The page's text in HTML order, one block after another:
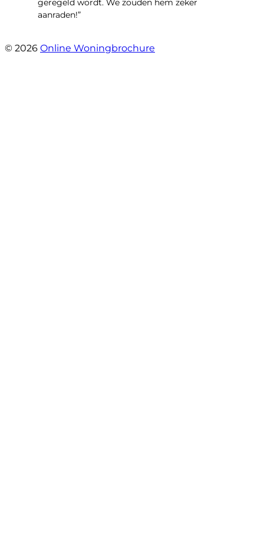
geregeld wordt. We zouden hem zeker
aanraden!”
© 2026 Online Woningbrochure